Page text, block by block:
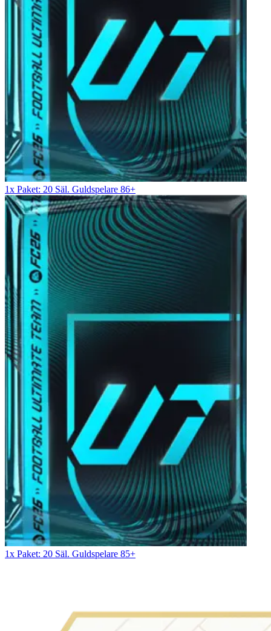
1x Paket: 20 Säl. Guldspelare 86+
1x Paket: 20 Säl. Guldspelare 85+